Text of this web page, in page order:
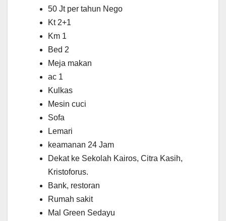
50 Jt per tahun Nego
Kt 2+1
Km 1
Bed 2
Meja makan
ac 1
Kulkas
Mesin cuci
Sofa
Lemari
keamanan 24 Jam
Dekat ke Sekolah Kairos, Citra Kasih,
Kristoforus.
Bank, restoran
Rumah sakit
Mal Green Sedayu